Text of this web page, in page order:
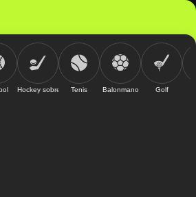
Hockey sobre hieloTenis Balonmano Golf